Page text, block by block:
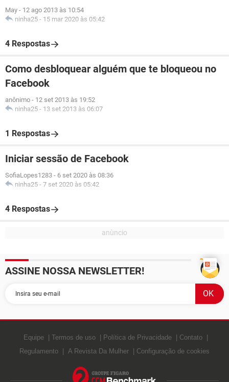
May - 12 ago 2013 às 10:54
ninha25 - 15 mar 2020 às 05:42
4 Respostas
Como desbloquear alguém que te bloqueou no
Facebook
anônimo - 12 set 2013 às 19:52
ninha25 - 13 set 2013 às 06:07
1 Respostas
Iniciar sessão de Facebook
SofiaLopes1283 - 6 set 2020 às 08:36
ninha25 - 7 set 2020 às 05:42
4 Respostas
ASSINE NOSSA NEWSLETTER!
Equipe Termos de uso Política de Privacidade
Contato
Regulamento
A Revista Da Mulher Configuração de cookies